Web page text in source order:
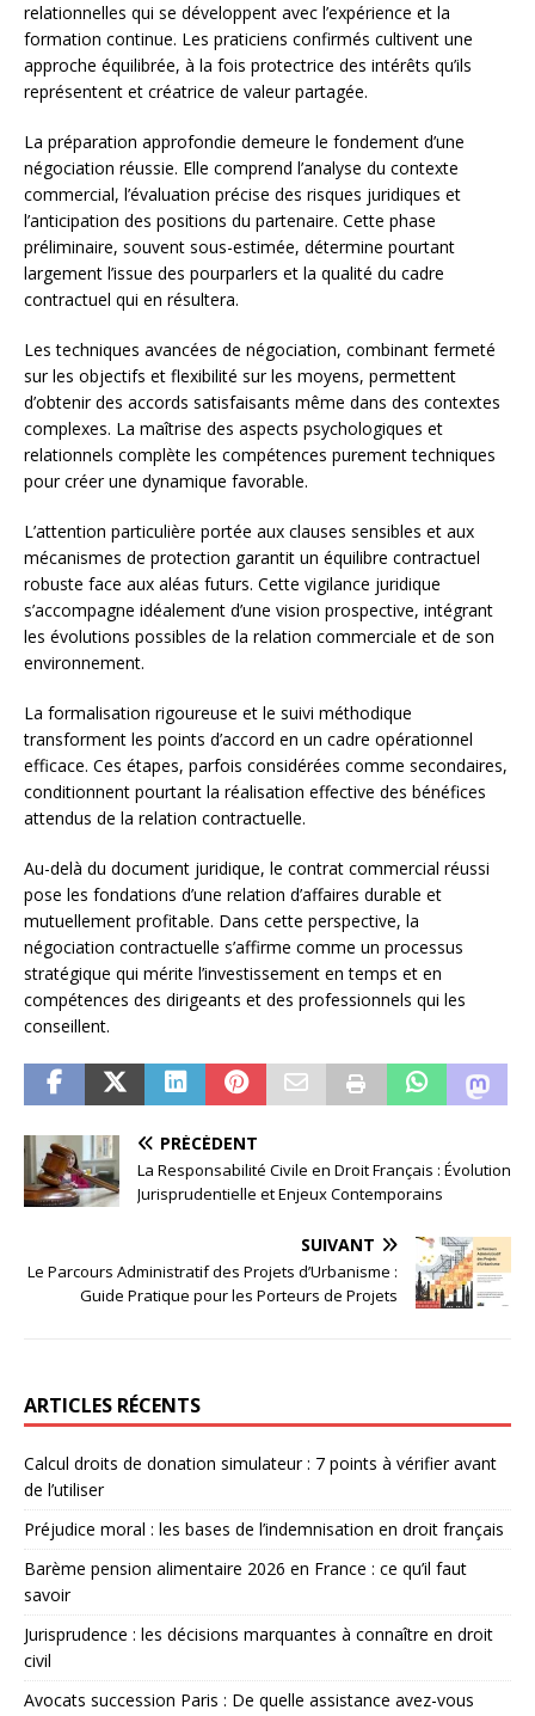
relationnelles qui se développent avec l’expérience et la
formation continue. Les praticiens confirmés cultivent une
approche équilibrée, à la fois protectrice des intérêts qu’ils
représentent et créatrice de valeur partagée.
La préparation approfondie demeure le fondement d’une
négociation réussie. Elle comprend l’analyse du contexte
commercial, l’évaluation précise des risques juridiques et
l’anticipation des positions du partenaire. Cette phase
préliminaire, souvent sous-estimée, détermine pourtant
largement l’issue des pourparlers et la qualité du cadre
contractuel qui en résultera.
Les techniques avancées de négociation, combinant fermeté
sur les objectifs et flexibilité sur les moyens, permettent
d’obtenir des accords satisfaisants même dans des contextes
complexes. La maîtrise des aspects psychologiques et
relationnels complète les compétences purement techniques
pour créer une dynamique favorable.
L’attention particulière portée aux clauses sensibles et aux
mécanismes de protection garantit un équilibre contractuel
robuste face aux aléas futurs. Cette vigilance juridique
s’accompagne idéalement d’une vision prospective, intégrant
les évolutions possibles de la relation commerciale et de son
environnement.
La formalisation rigoureuse et le suivi méthodique
transforment les points d’accord en un cadre opérationnel
efficace. Ces étapes, parfois considérées comme secondaires,
conditionnent pourtant la réalisation effective des bénéfices
attendus de la relation contractuelle.
Au-delà du document juridique, le contrat commercial réussi
pose les fondations d’une relation d’affaires durable et
mutuellement profitable. Dans cette perspective, la
négociation contractuelle s’affirme comme un processus
stratégique qui mérite l’investissement en temps et en
compétences des dirigeants et des professionnels qui les
conseillent.
PRÉCÉDENT
La Responsabilité Civile en Droit Français : Évolution
Jurisprudentielle et Enjeux Contemporains
SUIVANT
Le Parcours Administratif des Projets d’Urbanisme :
Guide Pratique pour les Porteurs de Projets
ARTICLES RÉCENTS
Calcul droits de donation simulateur : 7 points à vérifier avant
de l’utiliser
Préjudice moral : les bases de l’indemnisation en droit français
Barème pension alimentaire 2026 en France : ce qu’il faut
savoir
Jurisprudence : les décisions marquantes à connaître en droit
civil
Avocats succession Paris : De quelle assistance avez-vous